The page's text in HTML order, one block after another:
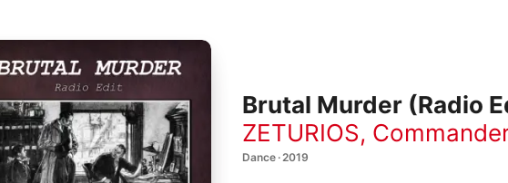
Brutal Murder (Radio
ZETURIOS,
Dance · 2019